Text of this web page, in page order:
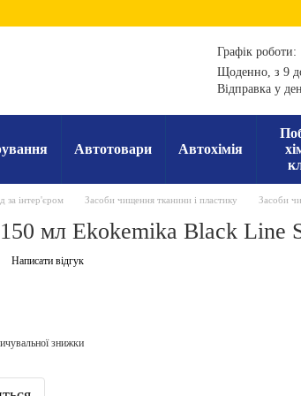
Графік роботи:
Щоденно, з 9
Відправка у
Автотовари Автохімія
за інтер'єром Засоби чищення тканини і пластику Засоби
мл Ekokemika Black Line
Написати відгук
знижки